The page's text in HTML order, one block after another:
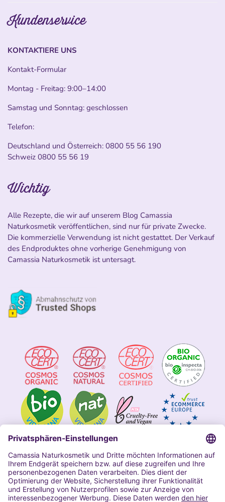
Kundenservice
KONTAKTIERE UNS
Kontakt-Formular
Montag - Freitag: 9:00–14:00
Samstag und Sonntag: geschlossen
Telefon:
Deutschland und Österreich: 0800 55 56 190
Schweiz 0800 55 56 19
Wichtig
Alle Rezepte, die wir auf unserem Blog Camassia
Naturkosmetik veröffentlichen, sind nur für private Zwecke.
Die kommerzielle Verwendung ist nicht gestattet. Der Verkauf
des Endproduktes ohne vorherige Genehmigung von
Camassia Naturkosmetik ist untersagt.
Impressum
Allgemeine Geschäftsbedingungen
Datenschutzerklärung Camassia